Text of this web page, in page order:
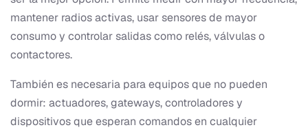
mantener radios activas, usar sensores de mayor
consumo y controlar salidas como relés, válvulas o
contactores.
También es necesaria para equipos que no pueden
dormir: actuadores, gateways, controladores y
dispositivos que esperan comandos en cualquier